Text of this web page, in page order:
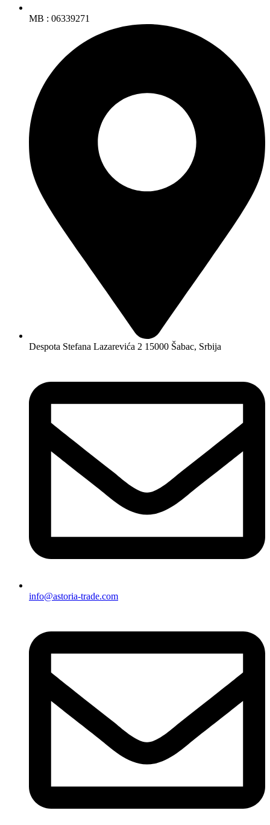
MB : 06339271
Despota Stefana Lazarevića 2 15000 Šabac, Srbija
info@astoria-trade.com